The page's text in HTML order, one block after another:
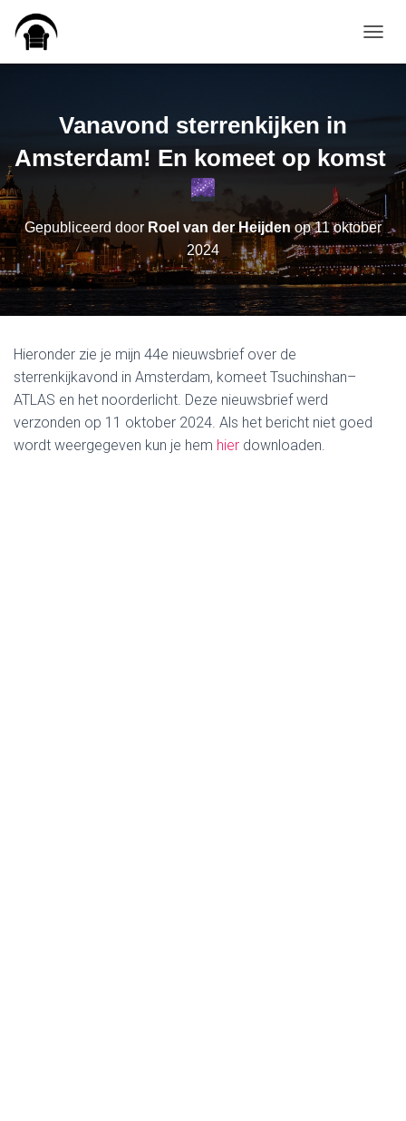
Vanavond sterrenkijken in
Amsterdam! En komeet op komst
Gepubliceerd door Roel van der Heijdenop11 oktober
2024
Hieronder zie je mijn 44e nieuwsbrief over de
sterrenkijkavond in Amsterdam, komeet Tsuchinshan–
ATLAS en het noorderlicht. Deze nieuwsbrief werd
verzonden op 11 oktober 2024. Als het bericht niet goed
wordt weergegeven kun je hem hier downloaden.